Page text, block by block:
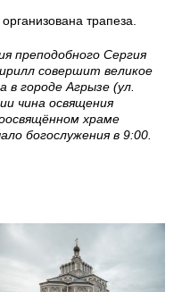
трапеза.
преподобного Сергия
совершит великое
в городе Агрызе (ул.
чина освящения
храме
богослужения в 9:00.